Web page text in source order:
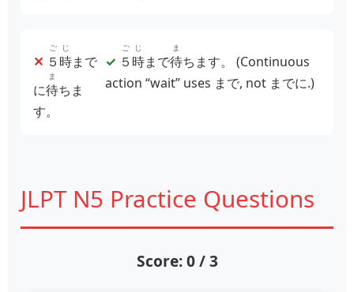
✕ ５時
ごじ
まで
に待
ま
ちま
す。
✓ ５時
ごじ
まで待
ま
ちます。
(Continuous
action “wait” uses まで, not までに.)
JLPT N5 Practice Questions
Score: 0 / 3